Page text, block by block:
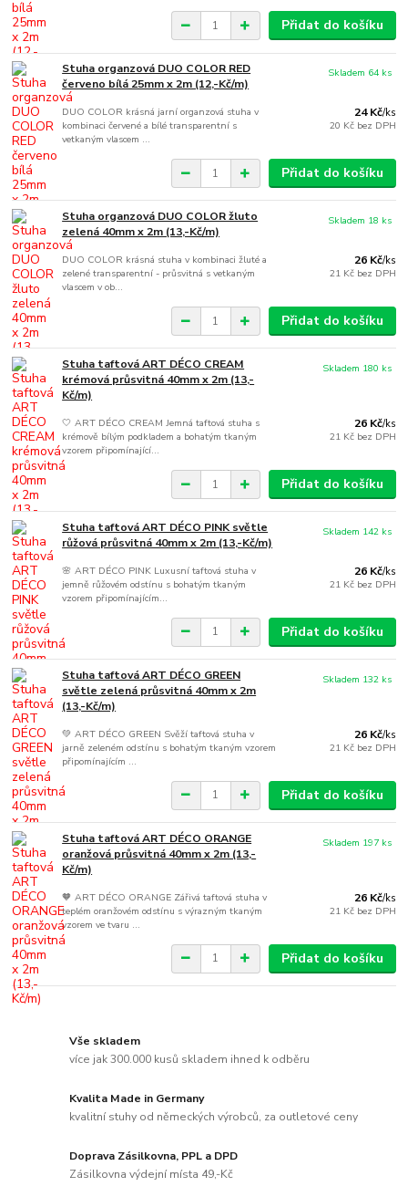
Přidat do košíku
Stuha organzová DUO COLOR RED
červeno bílá 25mm x 2m (12,-Kč/m)
DUO COLOR krásná jarní organzová stuha v
kombinaci červené a bílé transparentní s
vetkaným vlascem ...
24 Kč/ks
20 Kč bez DPH
Skladem 64 ks
Přidat do košíku
Stuha organzová DUO COLOR žluto
zelená 40mm x 2m (13,-Kč/m)
DUO COLOR krásná stuha v kombinaci žluté a
zelené transparentní - průsvitná s vetkaným
vlascem v ob...
26 Kč/ks
21 Kč bez DPH
Skladem 18 ks
Přidat do košíku
Stuha taftová ART DÉCO CREAM
krémová průsvitná 40mm x 2m (13,-
Kč/m)
🤍 ART DÉCO CREAM Jemná taftová stuha s
krémově bílým podkladem a bohatým tkaným
vzorem připomínající...
26 Kč/ks
21 Kč bez DPH
Skladem 180 ks
Přidat do košíku
Stuha taftová ART DÉCO PINK světle
růžová průsvitná 40mm x 2m (13,-Kč/m)
🌸 ART DÉCO PINK Luxusní taftová stuha v
jemně růžovém odstínu s bohatým tkaným
vzorem připomínajícím...
26 Kč/ks
21 Kč bez DPH
Skladem 142 ks
Přidat do košíku
Stuha taftová ART DÉCO GREEN
světle zelená průsvitná 40mm x 2m
(13,-Kč/m)
💚 ART DÉCO GREEN Svěží taftová stuha v
jarně zeleném odstínu s bohatým tkaným vzorem
připomínajícím ...
26 Kč/ks
21 Kč bez DPH
Skladem 132 ks
Přidat do košíku
Stuha taftová ART DÉCO ORANGE
oranžová průsvitná 40mm x 2m (13,-
Kč/m)
🧡 ART DÉCO ORANGE Zářivá taftová stuha v
teplém oranžovém odstínu s výrazným tkaným
vzorem ve tvaru ...
26 Kč/ks
21 Kč bez DPH
Skladem 197 ks
Přidat do košíku
Vše skladem
více jak 300.000 kusů skladem ihned k odběru
Kvalita Made in Germany
kvalitní stuhy od německých výrobců, za outletové ceny
Doprava Zásilkovna, PPL a DPD
Zásilkovna výdejní místa 49,-Kč